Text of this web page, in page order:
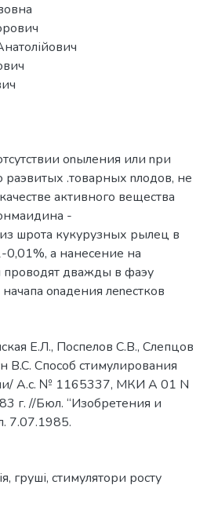
оnыления или nри
.товарных nлодов, не
активного вещества
-
шрота кукурузных рылец в
а нанесение на
дважды в фаэу
оnадения леnестков
Е.Л., Поспелов С.В., Слепцов
B.C. Способ стимулирования
А.с. № 1165337, МКИ А 01 N
г. //Бюл. “Изобретения и
7.07.1985.
, груші, стимулятори росту